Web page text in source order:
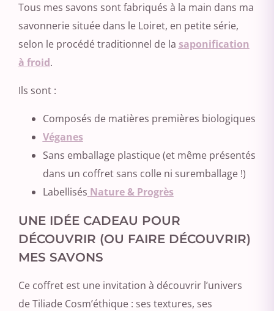
Tous mes savons sont fabriqués à la main dans ma
savonnerie située dans le Loiret, en petite série,
selon le procédé traditionnel de la saponification
à froid.
Ils sont :
Composés de matières premières biologiques
Véganes
Sans emballage plastique (et même présentés
dans un coffret sans colle ni suremballage !)
Labellisés Nature & Progrès
UNE IDÉE CADEAU POUR
DÉCOUVRIR (OU FAIRE DÉCOUVRIR)
MES SAVONS
Ce coffret est une invitation à découvrir l’univers
de Tiliade Cosm’éthique : ses textures, ses